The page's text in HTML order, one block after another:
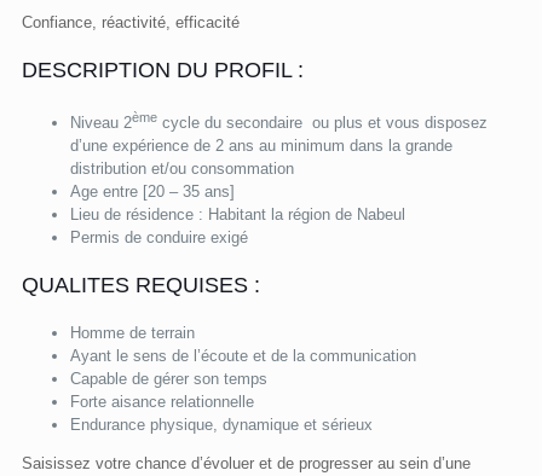
Confiance, réactivité, efficacité
DESCRIPTION DU PROFIL :
Niveau 2ème cycle du secondaire ou plus et vous disposez
d’une expérience de 2 ans au minimum dans la grande
distribution et/ou consommation
Age entre [20 – 35 ans]
Lieu de résidence : Habitant la région de Nabeul
Permis de conduire exigé
QUALITES REQUISES :
Homme de terrain
Ayant le sens de l’écoute et de la communication
Capable de gérer son temps
Forte aisance relationnelle
Endurance physique, dynamique et sérieux
Saisissez votre chance d’évoluer et de progresser au sein d’une